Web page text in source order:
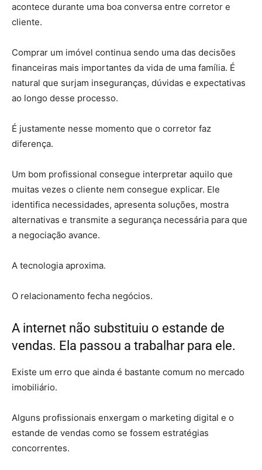
acontece durante uma boa conversa entre corretor e
cliente.
Comprar um imóvel continua sendo uma das decisões
financeiras mais importantes da vida de uma família. É
natural que surjam inseguranças, dúvidas e expectativas
ao longo desse processo.
É justamente nesse momento que o corretor faz
diferença.
Um bom profissional consegue interpretar aquilo que
muitas vezes o cliente nem consegue explicar. Ele
identifica necessidades, apresenta soluções, mostra
alternativas e transmite a segurança necessária para que
a negociação avance.
A tecnologia aproxima.
O relacionamento fecha negócios.
A internet não substituiu o estande de
vendas. Ela passou a trabalhar para ele.
Existe um erro que ainda é bastante comum no mercado
imobiliário.
Alguns profissionais enxergam o marketing digital e o
estande de vendas como se fossem estratégias
concorrentes.